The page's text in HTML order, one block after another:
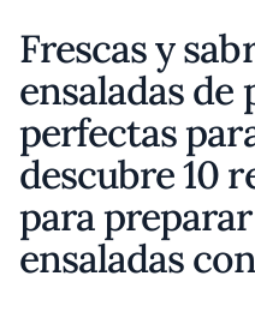
Frescas y
ensaladas de
perfectas
descubre 10
para
ensaladas